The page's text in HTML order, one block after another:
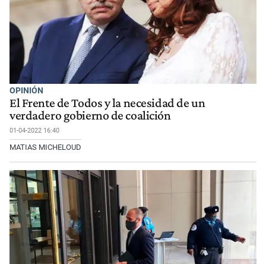
OPINIÓN
El Frente de Todos y la necesidad de un
verdadero gobierno de coalición
01-04-2022 16:40
MATIAS MICHELOUD